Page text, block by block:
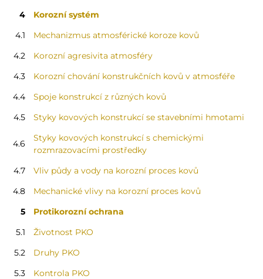
4
Korozní systém
4.1
Mechanizmus atmosférické koroze kovů
4.2
Korozní agresivita atmosféry
4.3
Korozní chování konstrukčních kovů v atmosféře
4.4
Spoje konstrukcí z různých kovů
4.5
Styky kovových konstrukcí se stavebními hmotami
4.6
Styky kovových konstrukcí s chemickými
rozmrazovacími prostředky
4.7
Vliv půdy a vody na korozní proces kovů
4.8
Mechanické vlivy na korozní proces kovů
5
Protikorozní ochrana
5.1
Životnost PKO
5.2
Druhy PKO
5.3
Kontrola PKO